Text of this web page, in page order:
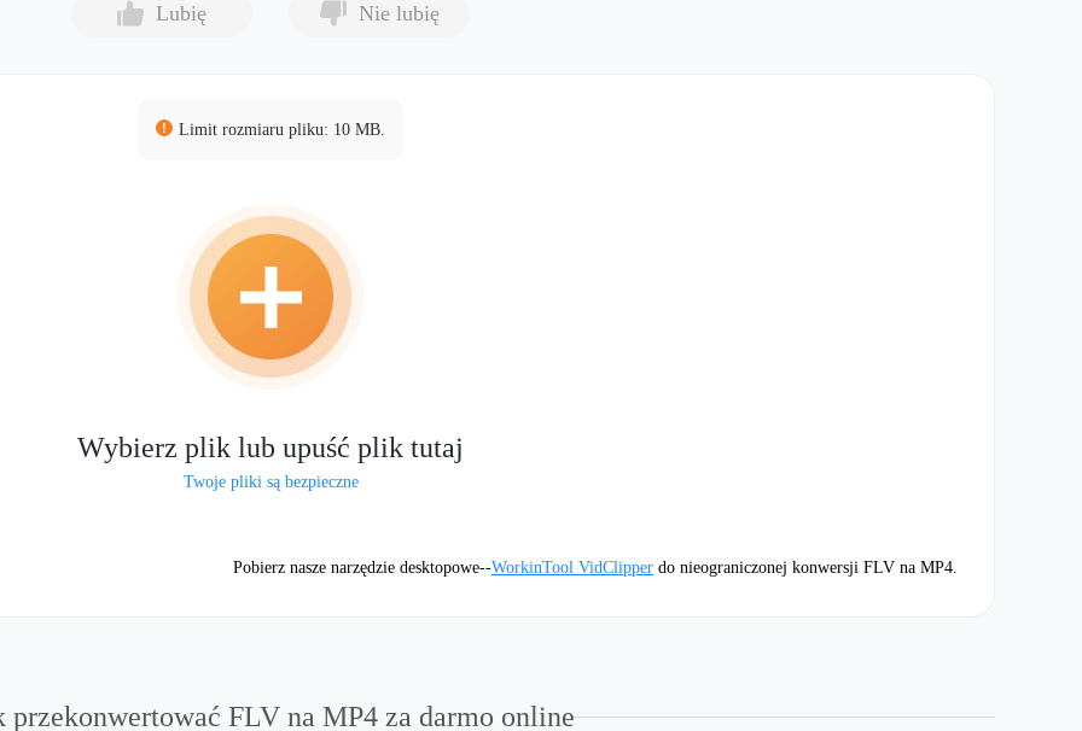
Lubię Nie lubię
Limit rozmiaru pliku: 10 MB.
Wybierz plik lub upuść plik tutaj
Twoje pliki są bezpieczne
Pobierz nasze narzędzie desktopowe--WorkinTool VidClipper do nieograniczonej konwersji FLV na MP4.
przekonwertować FLV na MP4 za darmo online